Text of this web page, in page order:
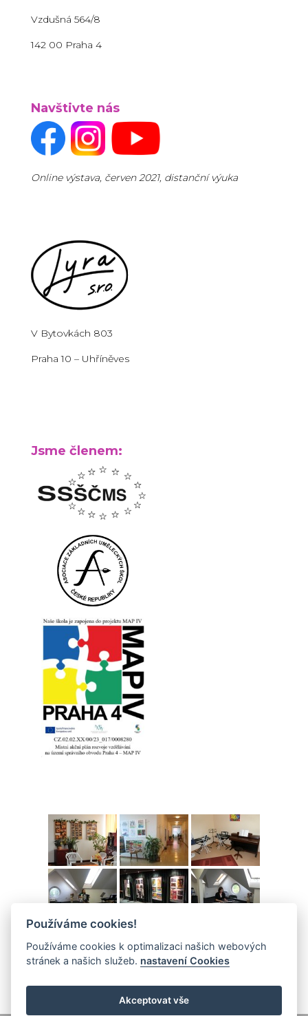
Vzdušná 564/8
142 00 Praha 4
Navštivte nás
Online výstava, červen 2021, distanční výuka
V Bytovkách 803
Praha 10 – Uhříněves
Jsme členem:
Používáme cookies!
Používáme cookies k optimalizaci našich webových
stránek a našich služeb. nastavení Cookies
Akceptovat vše